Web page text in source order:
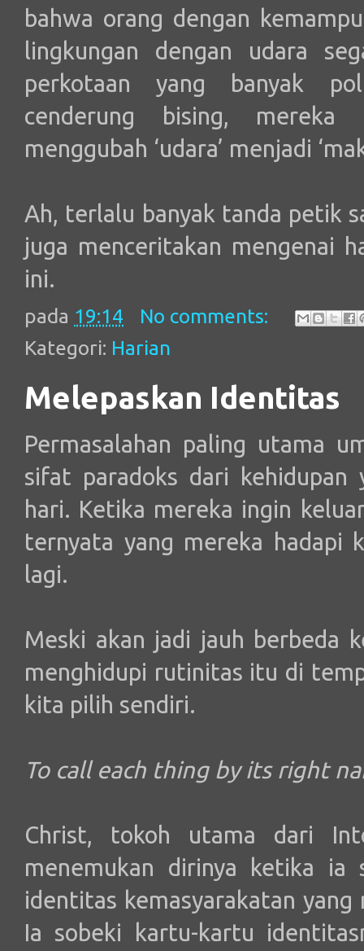
bahwa orang dengan
lingkungan dengan udara
perkotaan yang banyak
cenderung bising, mereka
menggubah ‘udara’ menjadi
Ah, terlalu banyak tanda petik
juga menceritakan mengenai
ini.
pada 19:14
No comments:
Kategori: Harian
Melepaskan Identitas
Permasalahan paling utama
sifat paradoks dari kehidupan
hari. Ketika mereka ingin
ternyata yang mereka hadapi
lagi.
Meski akan jadi jauh berbeda
menghidupi rutinitas itu di
kita pilih sendiri.
To call each thing by its right
Christ, tokoh utama dari
menemukan dirinya ketika ia
identitas kemasyarakatan
Ia sobeki kartu-kartu